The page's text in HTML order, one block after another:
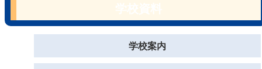
学校案内